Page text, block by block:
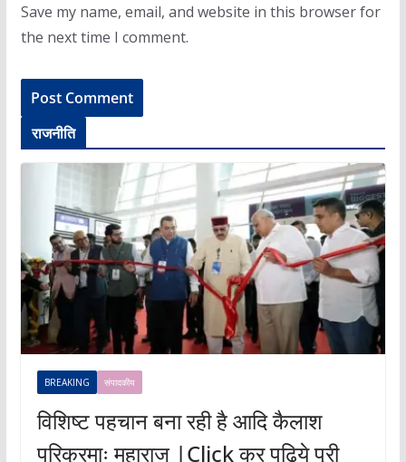
Save my name, email, and website in this browser for
the next time I comment.
राजनीति
BREAKING संपादकीय
विशिष्ट पहचान बना रही है आदि कैलाश
परिक्रमाः महाराज |Click कर पढ़िये पूरी